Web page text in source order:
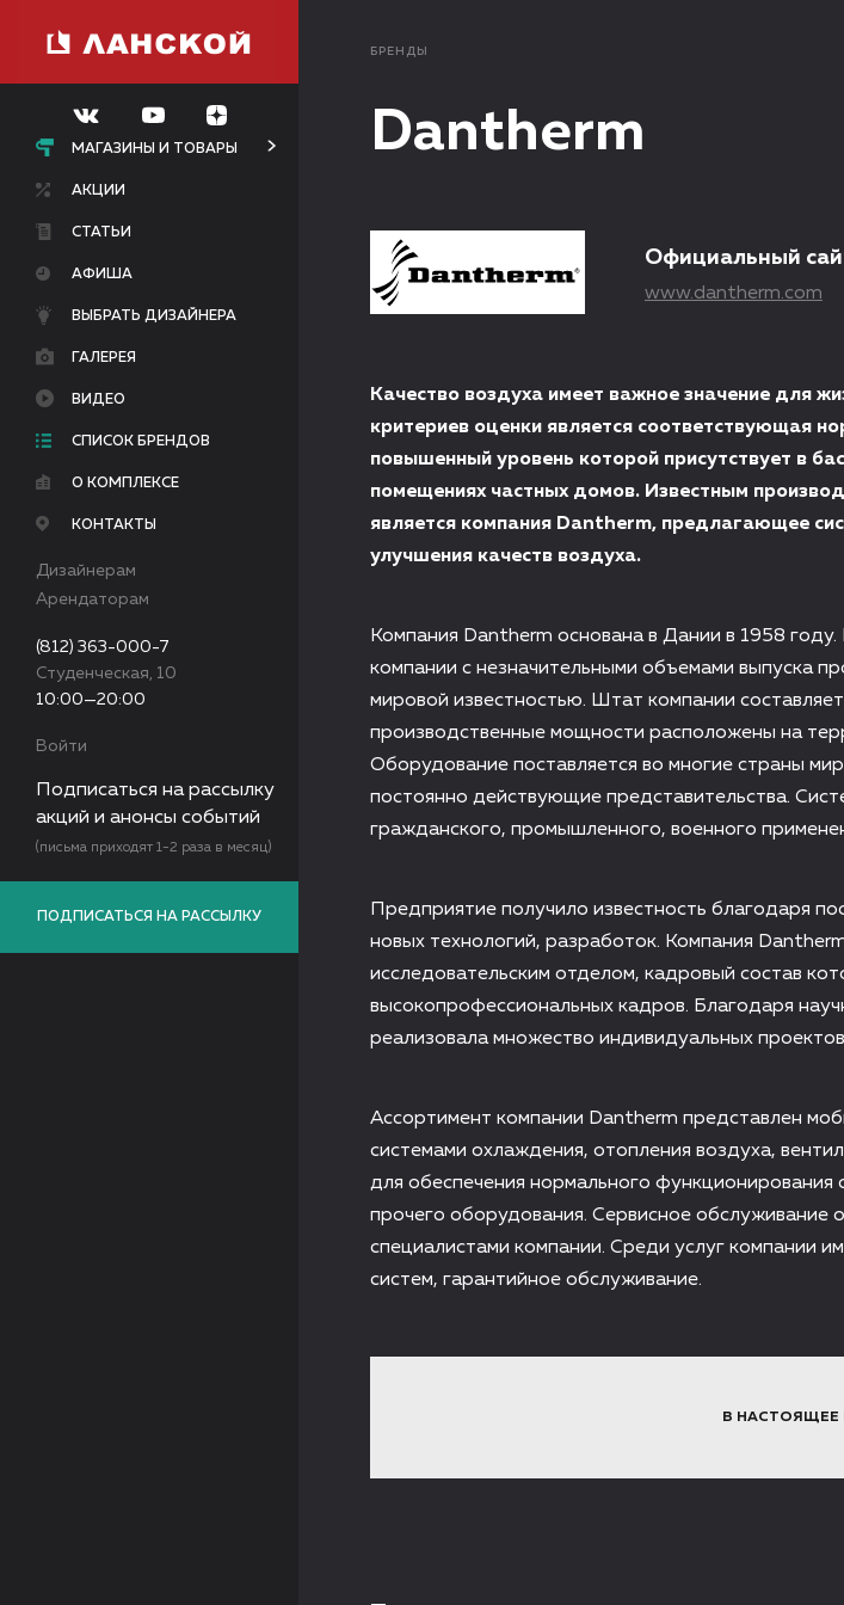
МАГАЗИНЫ И ТОВАРЫ
АКЦИИ
СТАТЬИ
АФИША
ВЫБРАТЬ ДИЗАЙНЕРА
ГАЛЕРЕЯ
ВИДЕО
СПИСОК БРЕНДОВ
О КОМПЛЕКСЕ
КОНТАКТЫ
Дизайнерам
Арендаторам
(812) 363-000-7
Студенческая, 10
10:00—20:00
Войти
Подписаться на рассылку
акций и анонсы событий
(письма приходят 1-2 раза в месяц)
ПОДПИСАТЬСЯ НА РАССЫЛКУ
БРЕНДЫ
Dantherm
Официальный
www.dantherm.com
Качество воздуха имеет важное значение для
критериев оценки является соответствующая
повышенный уровень которой присутствует в
помещениях частных домов. Известным
является компания Dantherm, предлагающее
улучшения качеств воздуха.
Компания Dantherm основана в Дании в 1958
компании с незначительными объемами выпуска
мировой известностью. Штат компании
производственные мощности расположены на
Оборудование поставляется во многие страны
постоянно действующие представительства.
гражданского, промышленного, военного
Предприятие получило известность благодаря
новых технологий, разработок. Компания
исследовательским отделом, кадровый состав
высокопрофессиональных кадров. Благодаря
реализовала множество индивидуальных
Ассортимент компании Dantherm представлен
системами охлаждения, отопления воздуха,
для обеспечения нормального функционирования
прочего оборудования. Сервисное обслуживание
специалистами компании. Среди услуг компании
систем, гарантийное обслуживание.
В НАСТОЯЩЕЕ